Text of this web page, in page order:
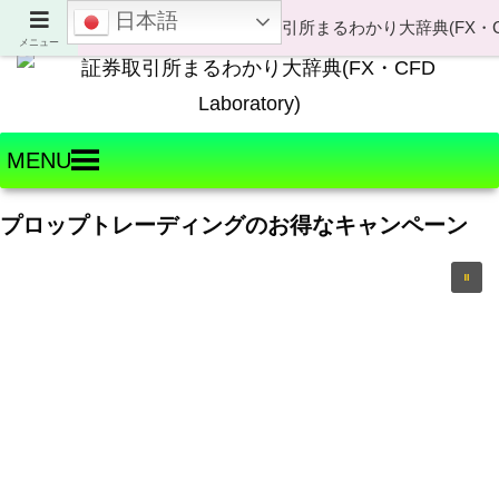
Welcome to FX・CFD Laboratory!
MENU
プロップトレーディングのお得なキャンペーン
メニュー
日本語